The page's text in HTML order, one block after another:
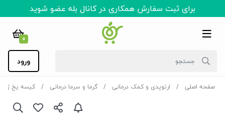
برای ثبت سفارش همکاری در کانال بله عضو شوید
0
ورود
صفحه اصلی ارتوپدی و کمک درمانی گرما و سرما درمانی کیسه یخ